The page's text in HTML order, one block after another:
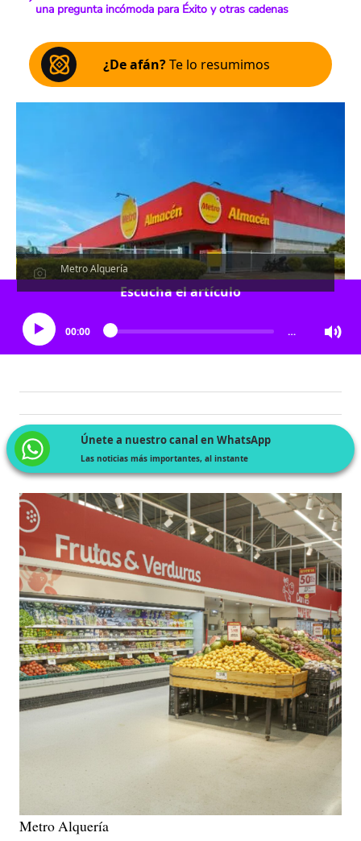
una pregunta incómoda para Éxito y otras cadenas
¿De afán?Te lo resumimos
Metro Alquería
Escucha el artículo
00:00 …
Únete a nuestro canal en WhatsApp
Las noticias más importantes, al instante
Metro Alquería